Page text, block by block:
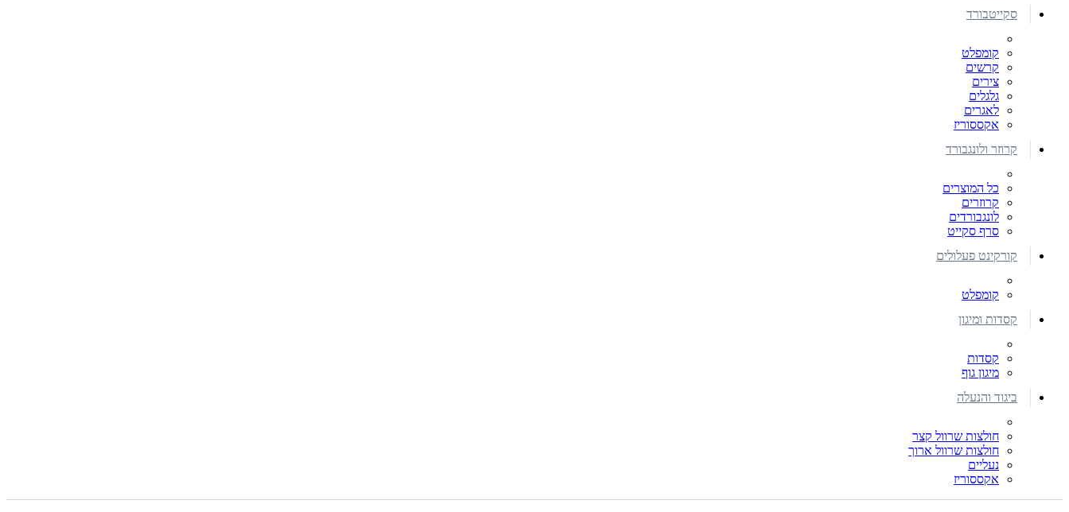
סקייטבורד
קומפלט
קרשים
צירים
גלגלים
לאגרים
אקססוריז
קרוזר ולונגבורד
כל המוצרים
קרוזרים
לונגבורדים
סרף סקייט
קורקינט פעלולים
קומפלט
קסדות ומיגון
קסדות
מיגון גוף
ביגוד והנעלה
חולצות שרוול קצר
חולצות שרוול ארוך
נעליים
אקססוריז